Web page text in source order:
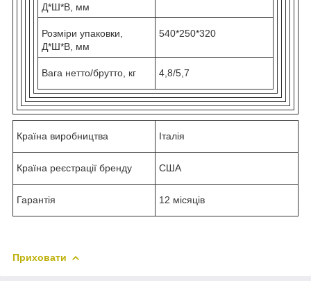
Д*Ш*В, мм
Розміри упаковки,
Д*Ш*В, мм
540*250*320
Вага нетто/брутто, кг 4,8/5,7
Країна виробництва Італія
Країна реєстрації бренду США
Гарантія 12 місяців
Приховати